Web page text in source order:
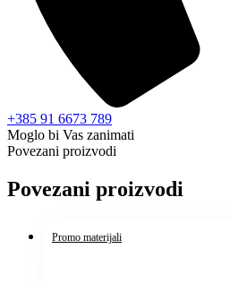
+385 91 6673 789
Moglo bi Vas zanimati
Povezani proizvodi
Povezani proizvodi
Promo materijali